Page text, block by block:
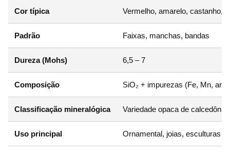
Cor típica Vermelho, amarelo, castanho,
Padrão Faixas, manchas, bandas
Dureza (Mohs) 6,5 – 7
Composição SiO₂ + impurezas (Fe, Mn,
Classificação mineralógica Variedade opaca de calcedônia
Uso principal Ornamental, joias, esculturas